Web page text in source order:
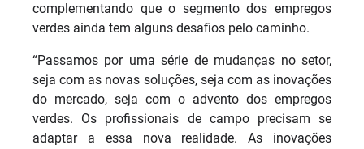
complementando que o segmento dos empregos
verdes ainda tem alguns desafios pelo caminho.
“Passamos por uma série de mudanças no setor,
seja com as novas soluções, seja com as inovações
do mercado, seja com o advento dos empregos
verdes. Os profissionais de campo precisam se
adaptar a essa nova realidade. As inovações